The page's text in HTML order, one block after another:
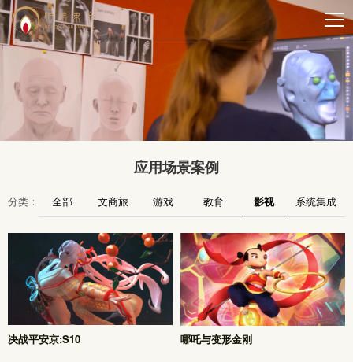
应用场景案例
分类： 全部 文商旅 游戏 教育 影视 系统集成
决战平安京:S10 哪吒与变形金刚